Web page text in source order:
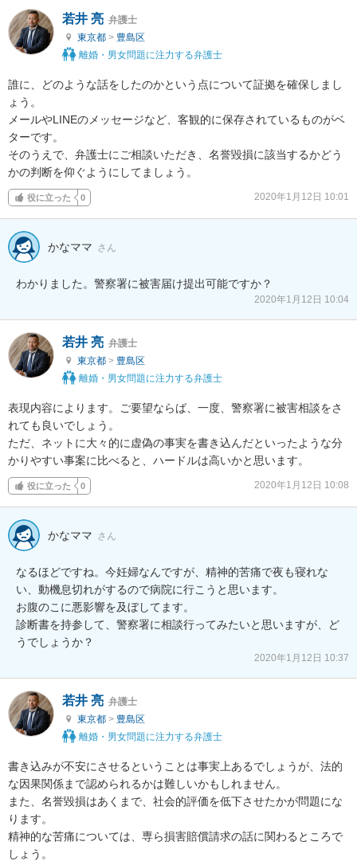
若井 亮 弁護士
東京都 > 豊島区
離婚・男女問題に注力する弁護士
誰に、どのような話をしたのかという点について証拠を確保しまし
ょう。
メールやLINEのメッセージなど、客観的に保存されているものがベ
ターです。
そのうえで、弁護士にご相談いただき、名誉毀損に該当するかどう
かの判断を仰ぐようにしてましょう。
役に立った 0 2020年1月12日 10:01
かなママ さん
わかりました。警察署に被害届け提出可能ですか？
2020年1月12日 10:04
若井 亮 弁護士
東京都 > 豊島区
離婚・男女問題に注力する弁護士
表現内容によります。ご要望ならば、一度、警察署に被害相談をさ
れても良いでしょう。
ただ、ネットに大々的に虚偽の事実を書き込んだといったような分
かりやすい事案に比べると、ハードルは高いかと思います。
役に立った 0 2020年1月12日 10:08
かなママ さん
なるほどですね。今妊婦なんですが、精神的苦痛で夜も寝れな
い、動機息切れがするので病院に行こうと思います。
お腹のこに悪影響を及ぼしてます。
診断書を持参して、警察署に相談行ってみたいと思いますが、ど
うでしょうか？
2020年1月12日 10:37
若井 亮 弁護士
東京都 > 豊島区
離婚・男女問題に注力する弁護士
書き込みが不安にさせるということは事実上あるでしょうが、法的
な因果関係まで認められるかは難しいかもしれません。
また、名誉毀損はあくまで、社会的評価を低下させたかが問題にな
ります。
精神的な苦痛については、専ら損害賠償請求の話に関わるところで
しょう。